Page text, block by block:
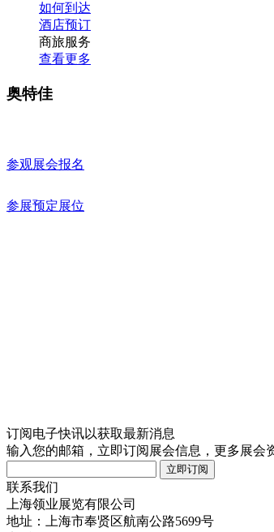
如何到达
酒店预订
商旅服务
查看更多
奥特佳
参观展会报名
参展预定展位
订阅电子快讯以获取最新消息
输入您的邮箱，立即订阅展会信息，更多展会
联系我们
上海领业展览有限公司
地址：上海市奉贤区航南公路5699号